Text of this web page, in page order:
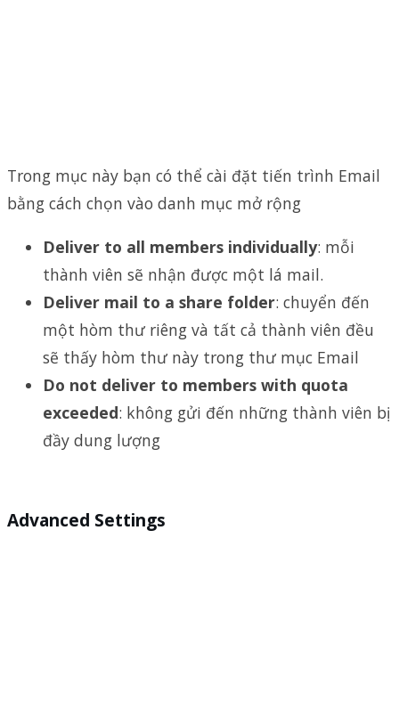
Trong mục này bạn có thể cài đặt tiến trình Email
bằng cách chọn vào danh mục mở rộng
Deliver to all members individually: mỗi
thành viên sẽ nhận được một lá mail.
Deliver mail to a share folder: chuyển đến
một hòm thư riêng và tất cả thành viên đều
sẽ thấy hòm thư này trong thư mục Email
Do not deliver to members with quota
exceeded: không gửi đến những thành viên bị
đầy dung lượng
Advanced Settings